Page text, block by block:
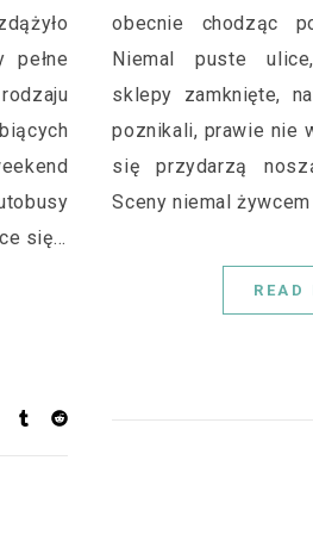
pełne
się…
obecnie chodząc
Niemal puste
sklepy zamknięte,
poznikali, prawie nie
się przydarzą
Sceny niemal
READ